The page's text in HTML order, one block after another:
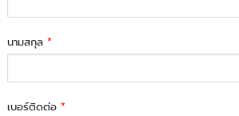
นามสกุล*
เบอร์ติดต่อ*